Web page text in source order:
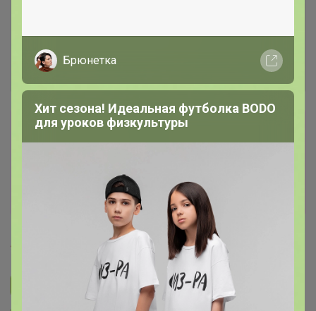
Сбор заказов в данной закупке
завершен.
новую. Подпишитесь на новости закупки,
чтобы быть в курсе её открытия!
Подписаться на закупку 287
Брюнетка
Хит сезона! Идеальная футболка BODO
для уроков физкультуры